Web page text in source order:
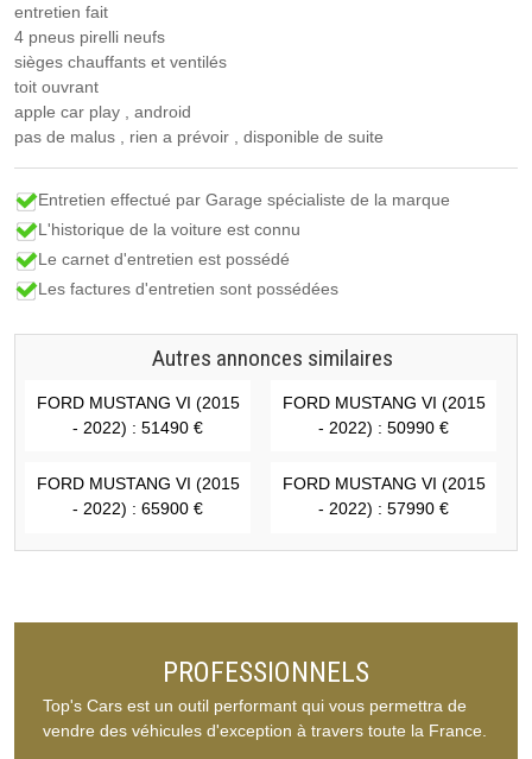
entretien fait
4 pneus pirelli neufs
sièges chauffants et ventilés
toit ouvrant
apple car play , android
pas de malus , rien a prévoir , disponible de suite
Entretien effectué par Garage spécialiste de la marque
L'historique de la voiture est connu
Le carnet d'entretien est possédé
Les factures d'entretien sont possédées
Autres annonces similaires
FORD MUSTANG VI (2015
- 2022) : 51490 €
FORD MUSTANG VI (2015
- 2022) : 50990 €
FORD MUSTANG VI (2015
- 2022) : 65900 €
FORD MUSTANG VI (2015
- 2022) : 57990 €
PROFESSIONNELS
Top's Cars est un outil performant qui vous permettra de
vendre des véhicules d'exception à travers toute la France.